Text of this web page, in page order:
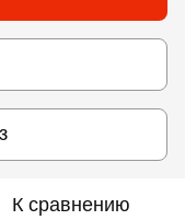
К сравнению